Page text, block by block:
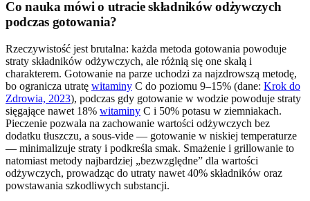
Co nauka mówi o utracie składników odżywczych
podczas gotowania?
Rzeczywistość jest brutalna: każda metoda gotowania powoduje
straty składników odżywczych, ale różnią się one skalą i
charakterem. Gotowanie na parze uchodzi za najzdrowszą metodę,
bo ogranicza utratę witaminy C do poziomu 9–15% (dane: Krok do
Zdrowia, 2023), podczas gdy gotowanie w wodzie powoduje straty
sięgające nawet 18% witaminy C i 50% potasu w ziemniakach.
Pieczenie pozwala na zachowanie wartości odżywczych bez
dodatku tłuszczu, a sous-vide — gotowanie w niskiej temperaturze
— minimalizuje straty i podkreśla smak. Smażenie i grillowanie to
natomiast metody najbardziej „bezwzględne” dla wartości
odżywczych, prowadząc do utraty nawet 40% składników oraz
powstawania szkodliwych substancji.